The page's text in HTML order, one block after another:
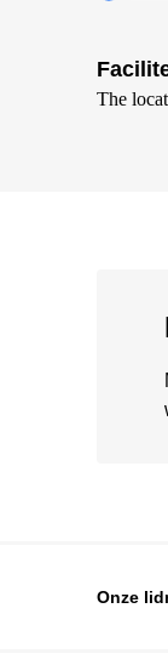
The
Onze